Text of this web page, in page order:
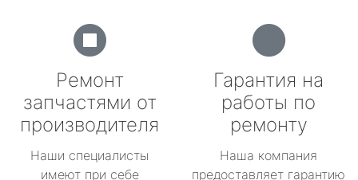
Ремонт
запчастями от
производителя
Наши специалисты
имеют при себе
Гарантия на
работы по
ремонту
Наша компания
предоставляет гарантию